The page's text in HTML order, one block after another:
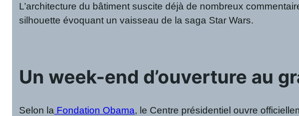
L’architecture du bâtiment suscite déjà de nombreux
silhouette évoquant un vaisseau de la saga Star Wars.
Un week-end d’ouverture au
Selon la Fondation Obama, le Centre présidentiel ouvre